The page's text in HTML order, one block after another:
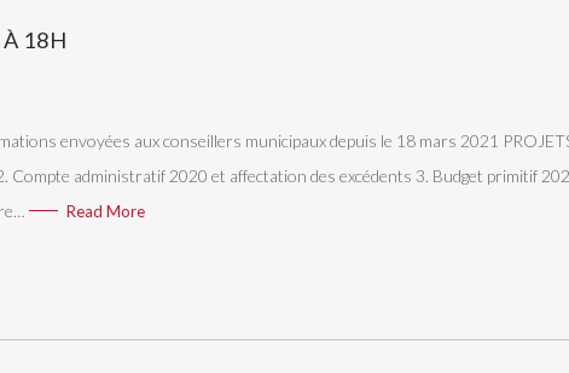
18H
envoyées aux conseillers municipaux depuis le 18 mars 2021
Compte administratif 2020 et affectation des excédents 3. Budget primitif
Read More